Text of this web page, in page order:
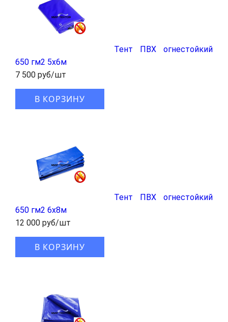
Тент ПВХ огнестойкий
650 гм2 5х6м
7 500 руб/шт
В КОРЗИНУ
Тент ПВХ огнестойкий
650 гм2 6х8м
12 000 руб/шт
В КОРЗИНУ